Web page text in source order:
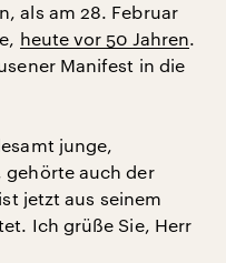
als am 28. Februar
heute vor 50 Jahren.
Manifest in die
junge,
gehörte auch der
jetzt aus seinem
Ich grüße Sie, Herr